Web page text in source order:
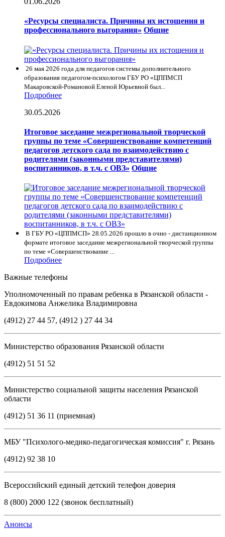
«Ресурсы специалиста. Причины их истощения и
профессионального выгорания» Общие
26 мая 2026 года для педагогов системы дополнительного
образования педагогом-психологом ГБУ РО «ЦППМСП
Макаровской-Романовой Еленой Юрьевной был...
Подробнее
30.05.2026
Итоговое заседание межрегиональной творческой
группы по теме «Совершенствование компетенций
педагогов детского сада по взаимодействию с
родителями (законными представителями)
воспитанников, в т.ч. с ОВЗ» Общие
В ГБУ РО «ЦППМСП» 28.05.2026 прошло в очно - дистанционном
формате итоговое заседание межрегиональной творческой группы
по теме «Совершенствование ...
Подробнее
Важные телефоны
Уполномоченный по правам ребенка в Рязанской области -
Евдокимова Анжелика Владимировна
(4912) 27 44 57, (4912 ) 27 44 34
Министерство образования Рязанской области
(4912) 51 51 52
Министерство социальной защиты населения Рязанской
области
(4912) 51 36 11 (приемная)
МБУ "Психолого-медико-педагогическая комиссия" г. Рязань
(4912) 92 38 10
Всероссийский единый детский телефон доверия
8 (800) 2000 122 (звонок бесплатный)
Анонсы